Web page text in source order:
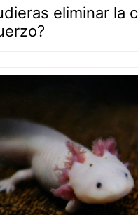
eliminar la